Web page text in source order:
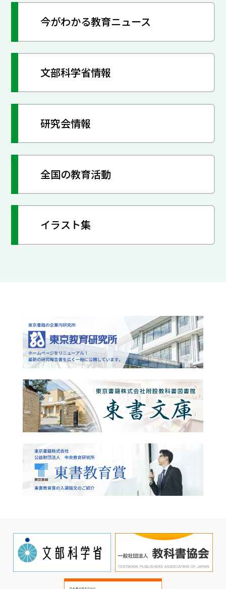
今がわかる教育ニュース
文部科学省情報
研究会情報
全国の教育活動
イラスト集